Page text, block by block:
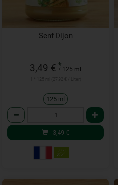
Senf Dijon
3,49 € *
/ 125 ml
125 ml
Anzahl
3,49 €